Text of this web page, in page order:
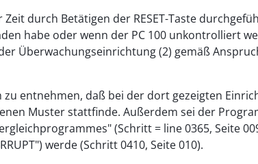
durch Betätigen der RESET-Taste
habe oder wenn der PC 100 unkontrolliert
Überwachungseinrichtung (2) gemäß
entnehmen, daß bei der dort gezeigten
Muster stattfinde. Außerdem sei der
(Schritt = line 0365, Seite
werde (Schritt 0410, Seite 010).